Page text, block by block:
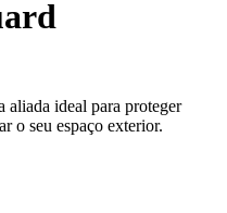
aliada ideal para proteger
o seu espaço exterior.